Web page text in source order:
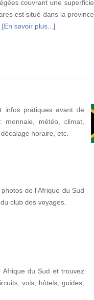
couvrant une superficie
est situé dans la province
[En savoir plus...]
infos pratiques avant de
monnaie, météo, climat,
horaire, etc.
de l'Afrique du Sud
club des voyages.
du Sud et trouvez
vols, hôtels, guides,